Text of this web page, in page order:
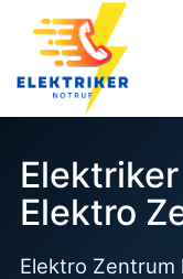
Elektriker
Elektro
Elektro